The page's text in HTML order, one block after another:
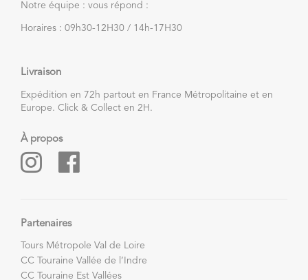
Notre équipe : vous répond :
Horaires : 09h30-12H30 / 14h-17H30
Livraison
Expédition en 72h partout en France Métropolitaine et en
Europe. Click & Collect en 2H.
À propos
Partenaires
Tours Métropole Val de Loire
CC Touraine Vallée de l’Indre
CC Touraine Est Vallées